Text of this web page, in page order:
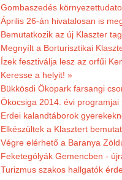
Gombaszedés
Április 26-án hivatalosan is
Bemutatkozik az új Klaszter
Megnyílt a Borturisztikai
Ízek fesztiválja lesz az orfűi
Keresse a helyit! »
Bükkösdi Ökopark farsangi
Ökocsiga 2014. évi programjai
Erdei kalandtáborok
Elkészültek a Klasztert
Végre elérhető a Baranya
Feketególyák Gemencben -
Turizmus szakos hallgatók